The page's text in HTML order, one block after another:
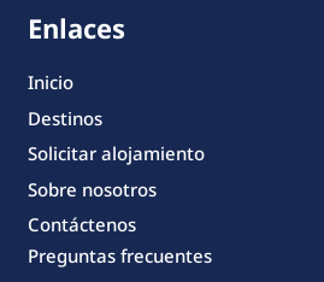
Enlaces
Inicio
Destinos
Solicitar alojamiento
Sobre nosotros
Contáctenos
Preguntas frecuentes